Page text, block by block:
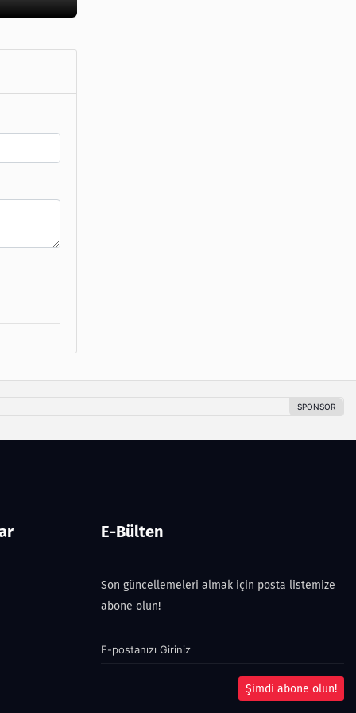
E-Bülten
Son güncellemeleri almak için posta listemize
abone olun!
Şimdi abone olun!